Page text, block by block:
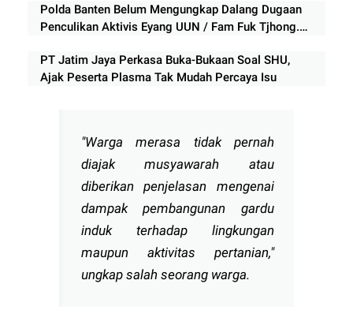
Polda Banten Belum Mengungkap Dalang Dugaan
Penculikan Aktivis Eyang UUN / Fam Fuk Tjhong.
WPI
PT Jatim Jaya Perkasa Buka-Bukaan Soal SHU,
Ajak Peserta Plasma Tak Mudah Percaya Isu
"Warga merasa tidak pernah
diajak musyawarah atau
diberikan penjelasan mengenai
dampak pembangunan gardu
induk terhadap lingkungan
maupun aktivitas pertanian,"
ungkap salah seorang warga.